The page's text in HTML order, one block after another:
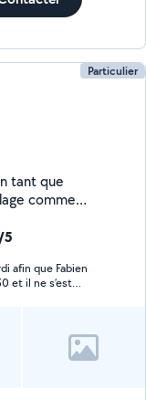
dix trente-
Particulier
tant que
comme
des gens
pour vous
les
on trouvera
5
afin que Fabien
et il ne s’est